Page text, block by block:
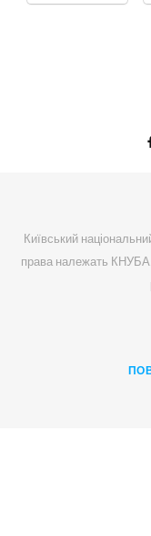
Київський
права належать КНУБА.